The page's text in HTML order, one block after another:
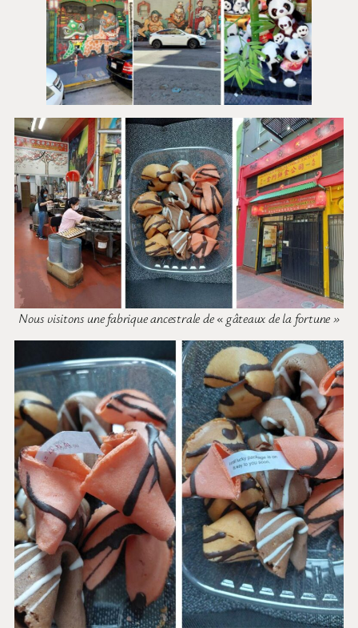
Nous visitons une fabrique ancestrale de « gâteaux de la fortune »